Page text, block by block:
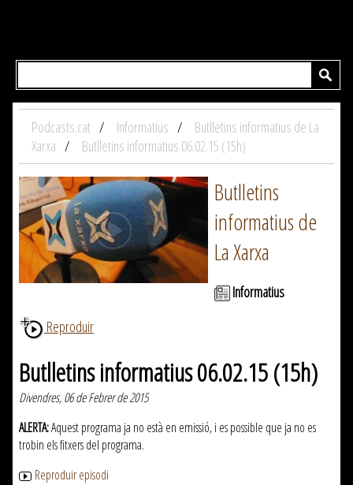
Podcasts.cat Informatius
Butlletins informatius de La
Xarxa
Butlletins informatius 06.02.15 (15h)
Butlletins
informatius de
La Xarxa
Informatius
Reproduir
Butlletins informatius 06.02.15 (15h)
Divendres, 06 de Febrer de 2015
ALERTA:Aquest programa ja no està en emissió, i es possible que ja no es
trobin els fitxers del programa.
Reproduir episodi